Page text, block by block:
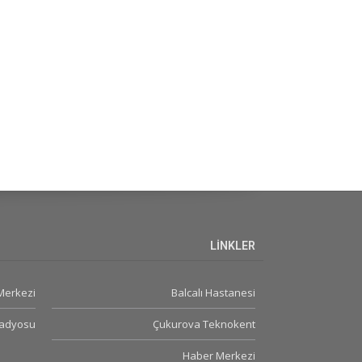
LİNKLER
Balcalı Hastanesi
Çukurova Teknokent
Haber Merkezi